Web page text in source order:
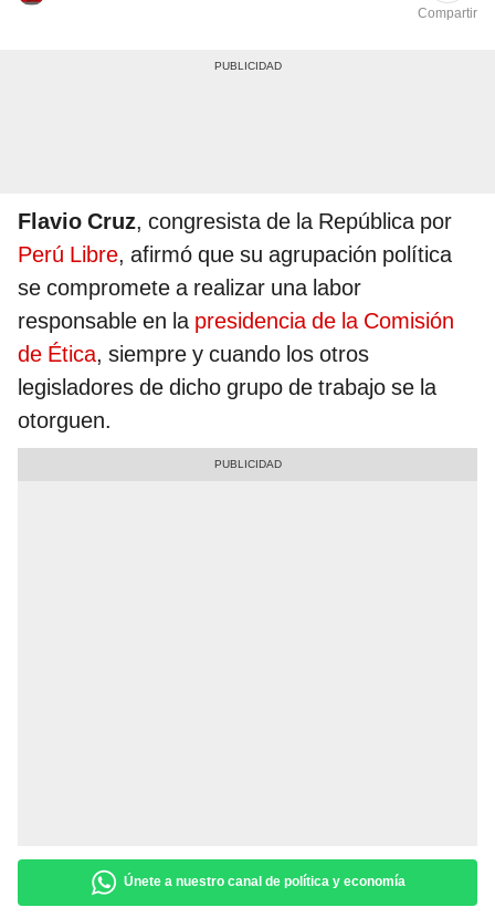
Compartir
Flavio Cruz, congresista de la República por
Perú Libre, afirmó que su agrupación política
se compromete a realizar una labor
responsable en la presidencia de la Comisión
de Ética, siempre y cuando los otros
legisladores de dicho grupo de trabajo se la
otorguen.
Únete a nuestro canal de política y economía